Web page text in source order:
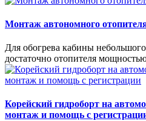
Монтаж автономного
Для обогрева кабины
достаточно отопителя
Корейский гидроборт на
монтаж и помощь с